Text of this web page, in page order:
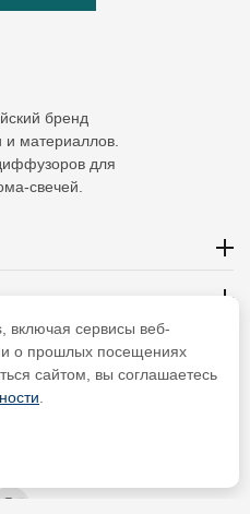
бренд
материаллов.
для
свечей.
включая сервисы веб-
о прошлых посещениях
сайтом, вы соглашаетесь